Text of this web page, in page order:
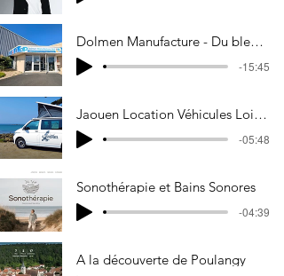
Dolmen Manufacture - Du bleu de travail breton aux podiums
-15:45
Jaouen Location Véhicules Loisirs
-05:48
Sonothérapie et Bains Sonores
-04:39
A la découverte de Poulangy